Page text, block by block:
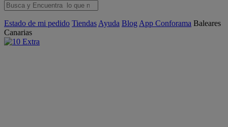
Estado de mi pedido Tiendas Ayuda Blog App Conforama Baleares
Canarias